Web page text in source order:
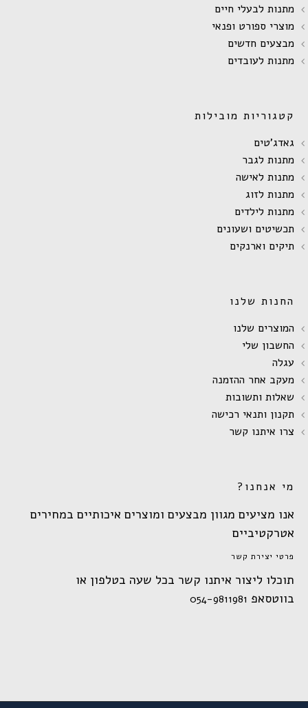
מתנות לבעלי חיים
מוצרי ספורט ופנאי
מבצעים חדשים
מתנות לעובדים
קטגוריות מובילות
גאדג'טים
מתנות לגבר
מתנות לאישה
מתנות לזוג
מתנות לילדים
תכשיטים ושעונים
תיקים וארנקים
החנות שלנו
המוצרים שלנו
החשבון שלי
עגלה
מעקב אחר ההזמנה
שאלות ותשובות
תקנון ותנאי רכישה
צרו איתנו קשר
מי אנחנו?
אנו מציעים מגוון מבצעים ומוצרים איכותיים במחירים
אטרקטיביים
פרטי יצירת קשר
תוכלו ליצור איתנו קשר בכל שעה בטלפון או
בווטסאפ 054-9811981